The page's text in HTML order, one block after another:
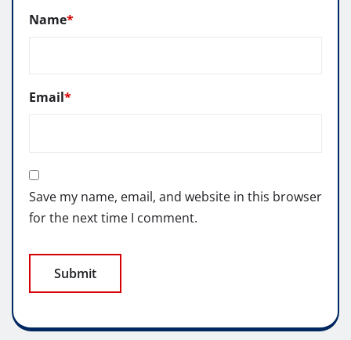
Name*
Email*
Save my name, email, and website in this browser
for the next time I comment.